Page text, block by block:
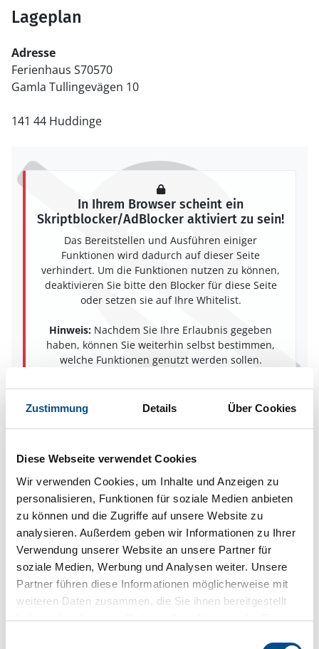
Zustimmung Details Über Cookies
Diese Webseite verwendet Cookies
Wir verwenden Cookies, um Inhalte und Anzeigen zu
personalisieren, Funktionen für soziale Medien anbieten
zu können und die Zugriffe auf unsere Website zu
analysieren. Außerdem geben wir Informationen zu Ihrer
Verwendung unserer Website an unsere Partner für
soziale Medien, Werbung und Analysen weiter. Unsere
Partner führen diese Informationen möglicherweise mit
weiteren Daten zusammen, die Sie ihnen bereitgestellt
haben oder die sie im Rahmen Ihrer Nutzung der Dienste
Lageplan
Adresse
Ferienhaus S70570
Gamla Tullingevägen 10
141 44 Huddinge
In Ihrem Browser scheint ein
Skriptblocker/AdBlocker aktiviert zu sein!
Das Bereitstellen und Ausführen einiger
Funktionen wird dadurch auf dieser Seite
verhindert. Um die Funktionen nutzen zu können,
deaktivieren Sie bitte den Blocker für diese Seite
oder setzen sie auf Ihre Whitelist.
Hinweis: Nachdem Sie Ihre Erlaubnis gegeben
haben, können Sie weiterhin selbst bestimmen,
welche Funktionen genutzt werden sollen.
Belegungskalender
Reisedauer auswählen
Anzahl Reisende auswählen
Anreisetag im Belegungskalender anklicken
Sie bekommen Verfügbarkeit und Preis angezeigt
Reisedauer Anzahl Reisende
Bitte beachten Sie, dass sich bei Änderungen des
Reisezeitraumes auch Änderungen bei der
Hausbeschreibung und/oder der Ausstattung ergeben
können.